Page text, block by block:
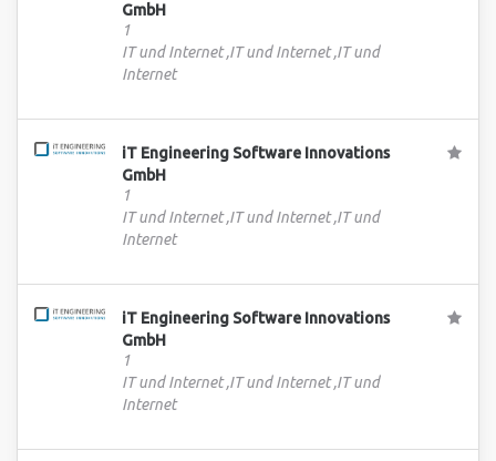
GmbH
1
IT und Internet ,IT und Internet ,IT und
Internet
iT Engineering Software Innovations
GmbH
1
IT und Internet ,IT und Internet ,IT und
Internet
iT Engineering Software Innovations
GmbH
1
IT und Internet ,IT und Internet ,IT und
Internet